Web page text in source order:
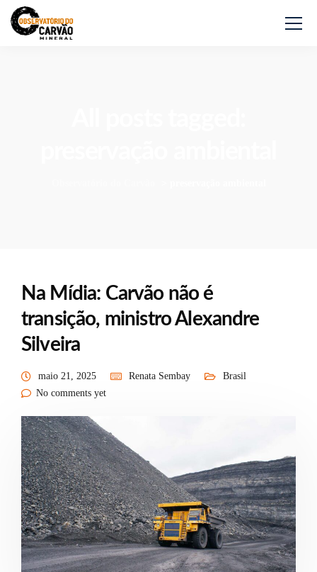
Na Mídia: Carvão não é
transição, ministro Alexandre
Silveira
maio 21, 2025 Renata Sembay
Brasil
No comments yet